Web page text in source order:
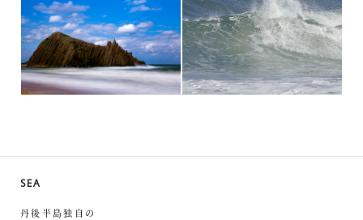
SEA
丹後半島独自の